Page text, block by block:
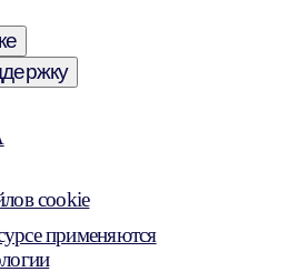
cookie
применяются